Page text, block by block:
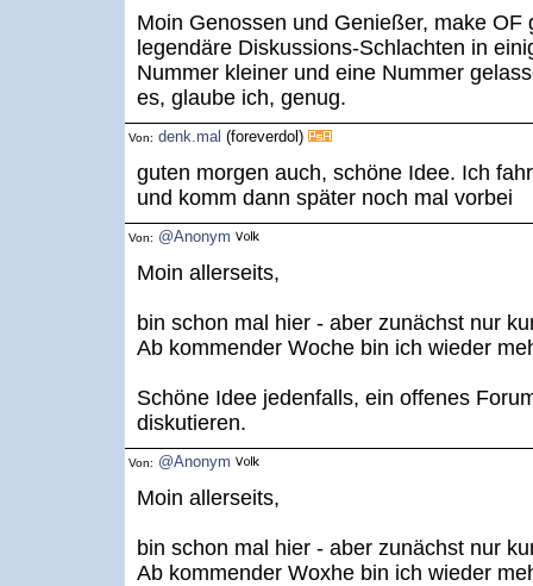
Moin Genossen und Genießer, make
legendäre Diskussions-Schlachten in
Nummer kleiner und eine Nummer
es, glaube ich, genug.
Von: denk.mal (foreverdol)
guten morgen auch, schöne Idee. Ich
und komm dann später noch mal vorbei
Von: @Anonym
Moin allerseits,
bin schon mal hier - aber zunächst nur
Ab kommender Woche bin ich wieder
Schöne Idee jedenfalls, ein offenes
diskutieren.
Von: @Anonym
Moin allerseits,
bin schon mal hier - aber zunächst nur
Ab kommender Woxhe bin ich wieder